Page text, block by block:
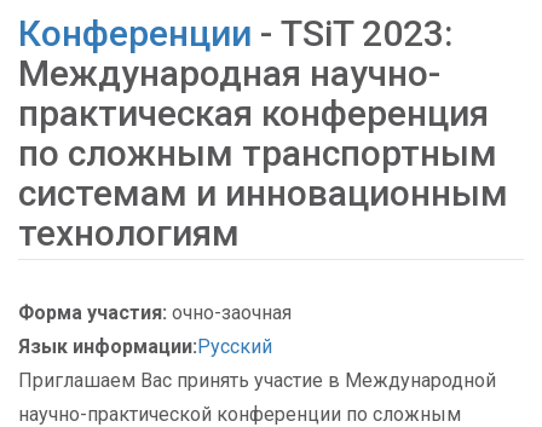
Конференции - TSiT 2023:
Международная научно-
практическая конференция
по сложным транспортным
системам и инновационным
технологиям
Форма участия: очно-заочная
Язык информации:Русский
Приглашаем Вас принять участие в Международной
научно-практической конференции по сложным